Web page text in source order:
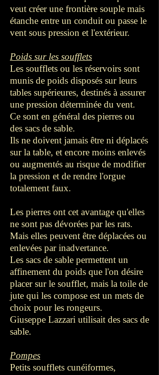
veut créer une frontière souple mais
étanche entre un conduit ou passe le
vent sous pression et l'extérieur.
Poids sur les soufflets
Les soufflets ou les réservoirs sont
munis de poids disposés sur leurs
tables supérieures, destinés à assurer
une pression déterminée du vent.
Ce sont en général des pierres ou
des sacs de sable.
Ils ne doivent jamais être ni déplacés
sur la table, et encore moins enlevés
ou augmentés au risque de modifier
la pression et de rendre l'orgue
totalement faux.
Les pierres ont cet avantage qu'elles
ne sont pas dévorées par les rats.
Mais elles peuvent être déplacées ou
enlevées par inadvertance.
Les sacs de sable permettent un
affinement du poids que l'on désire
placer sur le soufflet, mais la toile de
jute qui les compose est un mets de
choix pour les rongeurs.
Giuseppe Lazzari utilisait des sacs de
sable.
Pompes
Petits soufflets cunéiformes,